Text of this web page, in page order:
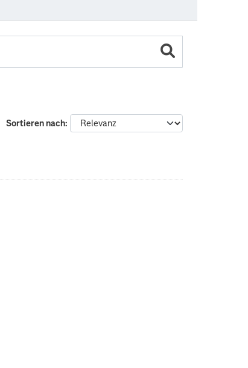
Sortieren nach